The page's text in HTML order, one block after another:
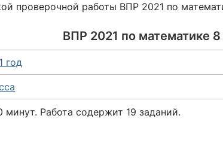
проверочной работы ВПР 2021 по
ВПР 2021 по математике 8
год
Работа содержит 19 заданий.